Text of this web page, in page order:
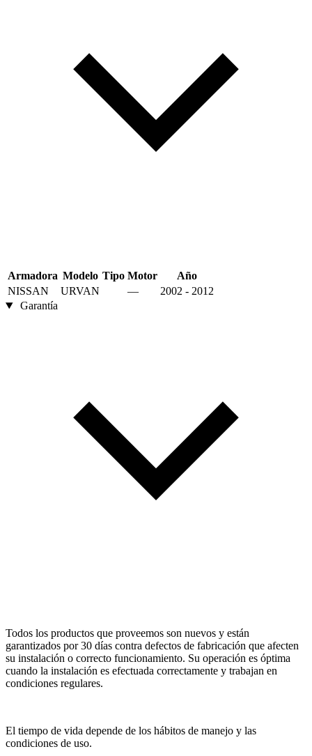
Armadora Modelo Tipo Motor
Año
NISSAN
URVAN —
2002 - 2012
Garantía
Todos los productos que proveemos son nuevos y están
garantizados por 30 días contra defectos de fabricación que afecten
su instalación o correcto funcionamiento. Su operación es óptima
cuando la instalación es efectuada correctamente y trabajan en
condiciones regulares.
El tiempo de vida depende de los hábitos de manejo y las
condiciones de uso.